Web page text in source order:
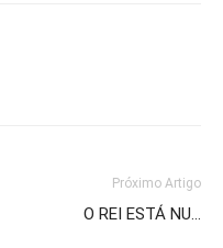
Próximo Artigo
O REI ESTÁ NU…